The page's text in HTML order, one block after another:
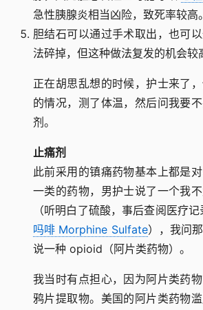
急性胰腺炎相当凶险，致死率较高。
胆结石可以通过手术取出，也可
法碎掉，但这种做法复发的机会较
正在胡思乱想的时候，护士来了
的情况，测了体温，然后问我要
剂。
止痛剂
此前采用的镇痛药物基本上都是
一类的药物，男护士说了一个我
（听明白了硫酸，事后查阅医疗
吗啡 Morphine Sulfate），我问
说一种 opioid（阿片类药物）。
我当时有点担心，因为阿片类药
鸦片提取物。美国的阿片类药物